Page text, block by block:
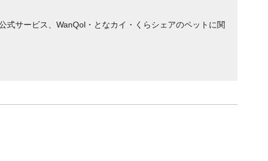
式サービス、WanQol・となカイ・くらシェアのペットに関